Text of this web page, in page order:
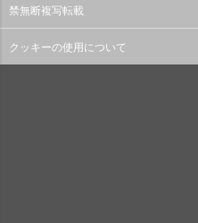
禁無断複写転載
クッキーの使用について